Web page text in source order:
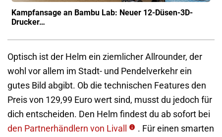
Kampfansage an Bambu Lab: Neuer 12-Düsen-3D-
Drucker…
Optisch ist der Helm ein ziemlicher Allrounder, der
wohl vor allem im Stadt- und Pendelverkehr ein
gutes Bild abgibt. Ob die technischen Features den
Preis von 129,99 Euro wert sind, musst du jedoch für
dich entscheiden. Den Helm findest du ab sofort bei
den Partnerhändlern von Livall
. Für einen smarten